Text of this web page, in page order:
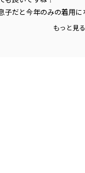
子だと今年のみの着用に
もっと見